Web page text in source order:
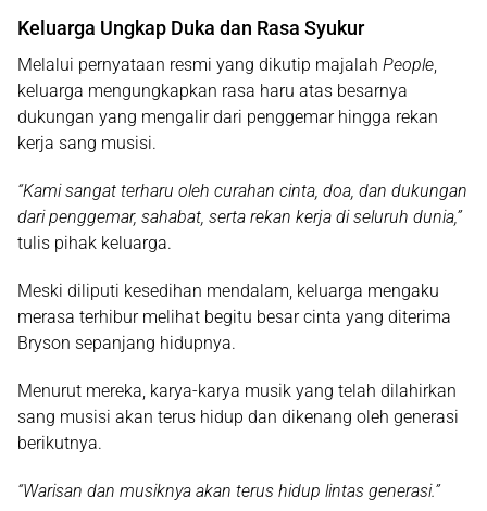
Keluarga Ungkap Duka dan Rasa Syukur
Melalui pernyataan resmi yang dikutip majalah People,
keluarga mengungkapkan rasa haru atas besarnya
dukungan yang mengalir dari penggemar hingga rekan
kerja sang musisi.
“Kami sangat terharu oleh curahan cinta, doa, dan dukungan
dari penggemar, sahabat, serta rekan kerja di seluruh dunia,”
tulis pihak keluarga.
Meski diliputi kesedihan mendalam, keluarga mengaku
merasa terhibur melihat begitu besar cinta yang diterima
Bryson sepanjang hidupnya.
Menurut mereka, karya-karya musik yang telah dilahirkan
sang musisi akan terus hidup dan dikenang oleh generasi
berikutnya.
“Warisan dan musiknya akan terus hidup lintas generasi.”